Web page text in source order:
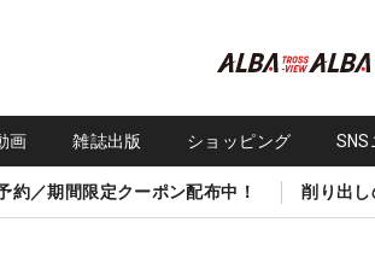
画 雑誌出版 ショッピング SNS
約／期間限定クーポン配布中！ 削り出